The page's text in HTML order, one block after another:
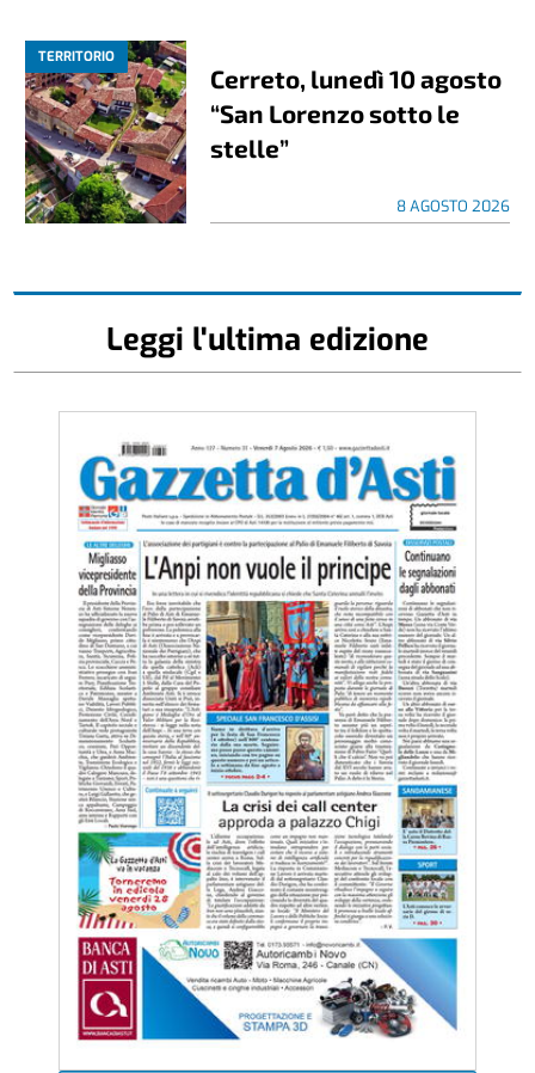
TERRITORIO
Cerreto, lunedì 10 agosto
“San Lorenzo sotto le
stelle”
8 AGOSTO 2026
Leggi l'ultima edizione